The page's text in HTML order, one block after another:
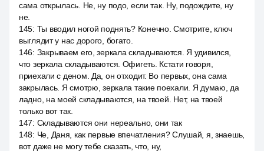
сама открылась. Не, ну подо, если так. Ну, подождите, ну
не.
145: Ты вводил ногой поднять? Конечно. Смотрите, ключ
выглядит у нас дорого, богато.
146: Закрываем его, зеркала складываются. Я удивился,
что зеркала складываются. Офигеть. Кстати говоря,
приехали с деном. Да, он отходит. Во первых, она сама
закрылась. Я смотрю, зеркала такие поехали. Я думаю, да
ладно, на моей складываются, на твоей. Нет, на твоей
только вот так.
147: Складываются они нереально, они так
148: Че, Даня, как первые впечатления? Слушай, я, знаешь,
вот даже не могу тебе сказать, что, ну,